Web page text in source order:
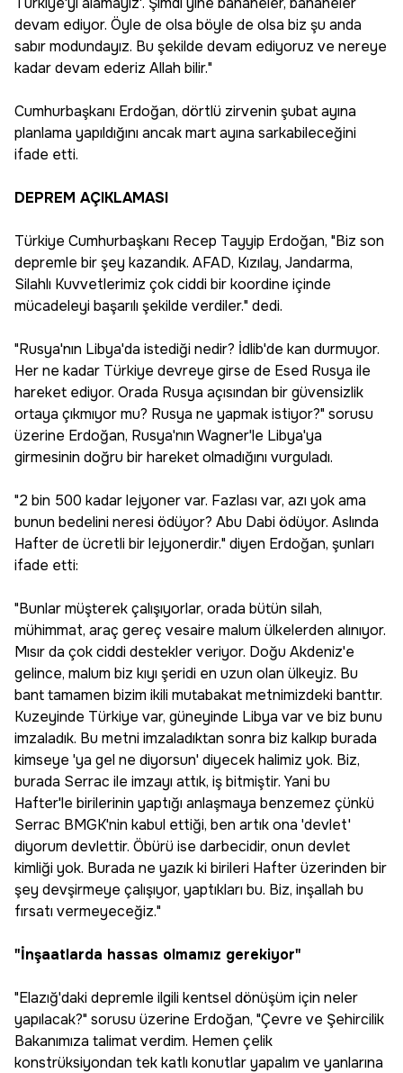
devam ediyor. Öyle de olsa böyle de olsa biz şu anda
sabır modundayız. Bu şekilde devam ediyoruz ve nereye
kadar devam ederiz Allah bilir."
Cumhurbaşkanı Erdoğan, dörtlü zirvenin şubat ayına
planlama yapıldığını ancak mart ayına sarkabileceğini
ifade etti.
DEPREM AÇIKLAMASI
Türkiye Cumhurbaşkanı Recep Tayyip Erdoğan, "Biz son
depremle bir şey kazandık. AFAD, Kızılay, Jandarma,
Silahlı Kuvvetlerimiz çok ciddi bir koordine içinde
mücadeleyi başarılı şekilde verdiler." dedi.
"Rusya'nın Libya'da istediği nedir? İdlib'de kan durmuyor.
Her ne kadar Türkiye devreye girse de Esed Rusya ile
hareket ediyor. Orada Rusya açısından bir güvensizlik
ortaya çıkmıyor mu? Rusya ne yapmak istiyor?" sorusu
üzerine Erdoğan, Rusya'nın Wagner'le Libya'ya
girmesinin doğru bir hareket olmadığını vurguladı.
"2 bin 500 kadar lejyoner var. Fazlası var, azı yok ama
bunun bedelini neresi ödüyor? Abu Dabi ödüyor. Aslında
Hafter de ücretli bir lejyonerdir." diyen Erdoğan, şunları
ifade etti:
"Bunlar müşterek çalışıyorlar, orada bütün silah,
mühimmat, araç gereç vesaire malum ülkelerden alınıyor.
Mısır da çok ciddi destekler veriyor. Doğu Akdeniz'e
gelince, malum biz kıyı şeridi en uzun olan ülkeyiz. Bu
bant tamamen bizim ikili mutabakat metnimizdeki banttır.
Kuzeyinde Türkiye var, güneyinde Libya var ve biz bunu
imzaladık. Bu metni imzaladıktan sonra biz kalkıp burada
kimseye 'ya gel ne diyorsun' diyecek halimiz yok. Biz,
burada Serrac ile imzayı attık, iş bitmiştir. Yani bu
Hafter'le birilerinin yaptığı anlaşmaya benzemez çünkü
Serrac BMGK'nin kabul ettiği, ben artık ona 'devlet'
diyorum devlettir. Öbürü ise darbecidir, onun devlet
kimliği yok. Burada ne yazık ki birileri Hafter üzerinden bir
şey devşirmeye çalışıyor, yaptıkları bu. Biz, inşallah bu
fırsatı vermeyeceğiz."
"İnşaatlarda hassas olmamız gerekiyor"
"Elazığ'daki depremle ilgili kentsel dönüşüm için neler
yapılacak?" sorusu üzerine Erdoğan, "Çevre ve Şehircilik
Bakanımıza talimat verdim. Hemen çelik
konstrüksiyondan tek katlı konutlar yapalım ve yanlarına